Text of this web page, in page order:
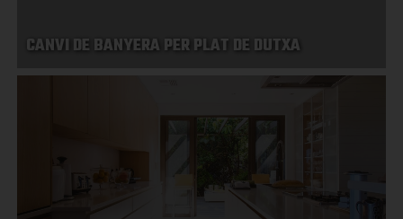
CANVI DE BANYERA PER PLAT DE DUTXA